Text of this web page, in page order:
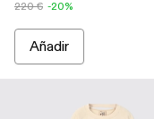
220 € -20%
Añadir